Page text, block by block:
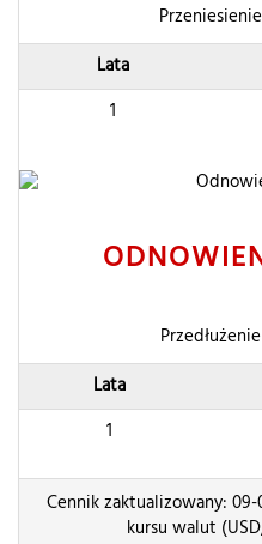
Lata
1
Lata
1
Cennik zaktualizowany:
kursu walut